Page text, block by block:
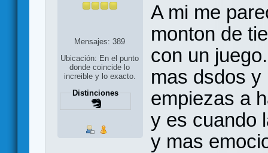
Mensajes: 389
Ubicación: En el punto
donde coincide lo
increible y lo exacto.
Distinciones
A mi me
monton de
con un
mas dsdos
empiezas a
y es cuando
y mas